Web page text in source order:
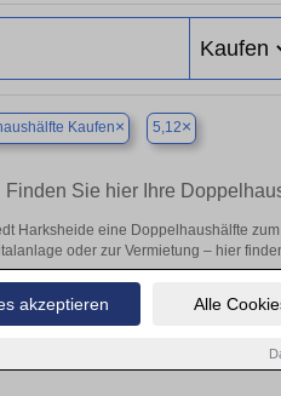
akzeptieren Alle
Kaufen× 5,12×
Finden Sie hier Ihre
Harksheide eine Doppelhaushälfte
oder zur Vermietung – hier
passenden Objekte finden.